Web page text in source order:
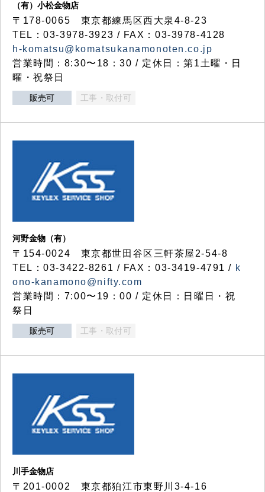
（有）小松金物店
〒178-0065 東京都練馬区西大泉4-8-23
TEL：03-3978-3923 / FAX：03-3978-4128
h-komatsu@komatsukanamonoten.co.jp
営業時間：8:30〜18：30 / 定休日：第1土曜・日
曜・祝祭日
販売可 工事・取付可
河野金物（有）
〒154-0024 東京都世田谷区三軒茶屋2-54-8
TEL：03-3422-8261 / FAX：03-3419-4791 / k
ono-kanamono@nifty.com
営業時間：7:00〜19：00 / 定休日：日曜日・祝
祭日
販売可 工事・取付可
川手金物店
〒201-0002 東京都狛江市東野川3-4-16